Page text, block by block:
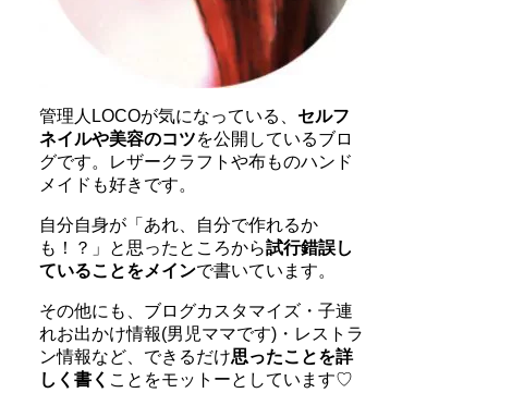
管理人LOCOが気になっている、 セルフ
ネイルや美容のコツを公開しているブロ
グです。レザークラフトや布ものハンド
メイドも好きです。
自分自身が「あれ、自分で作れるか
も！？」と思ったところから試行錯誤し
ていることをメインで書いています。
その他にも、ブログカスタマイズ・子連
れお出かけ情報(男児ママです)・レストラ
ン情報など、できるだけ思ったことを詳
しく書く ことをモットーとしています♡